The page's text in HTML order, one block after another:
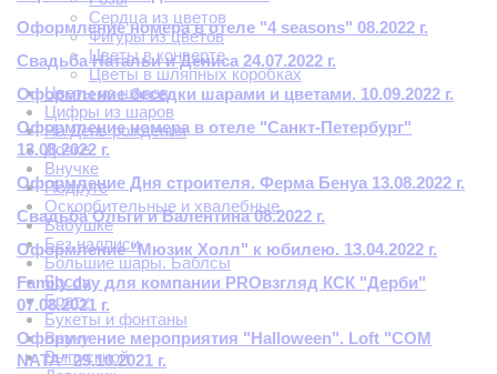
Сердца из цветов
Фигуры из цветов
Цветы в конверте
Цветы в шляпных коробках
Цветы из шаров
Цифры из шаров
На День рождения
Дочке
Внучке
Подруге
Оскорбительные и хвалебные
Бабушке
Без надписи
Большие шары. Баблсы
Боссу
Брату
Букеты и фонтаны
Внуку
Выпускной
Оформление номера в отеле "4 seasons" 08.2022 г.
Свадьба Натальи и Дениса 24.07.2022 г.
Оформление беседки шарами и цветами. 10.09.2022 г.
Оформление номера в отеле "Санкт-Петербург"
13.08.2022 г.
Оформление Дня строителя. Ферма Бенуа 13.08.2022 г.
Свадьба Ольги и Валентина 08.2022 г.
Оформление "Мюзик Холл" к юбилею. 13.04.2022 г.
Family day для компании PROвзгляд КСК "Дерби"
07.08.2021 г.
Оформление мероприятия "Halloween". Loft "COM
NATA" 29.10.2021 г.